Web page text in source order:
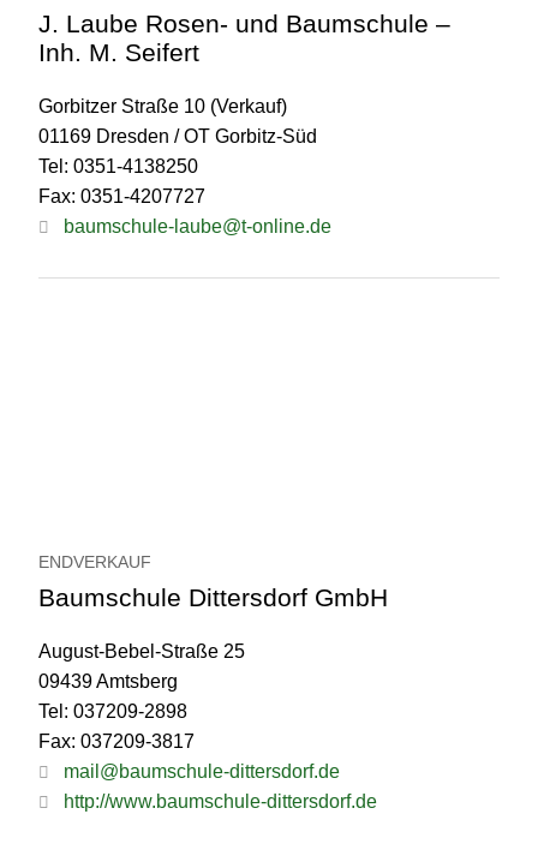
J. Laube Rosen- und Baumschule –
Inh. M. Seifert
Gorbitzer Straße 10 (Verkauf)
01169 Dresden / OT Gorbitz-Süd
Tel: 0351-4138250
Fax: 0351-4207727
baumschule-laube@t-online.de
ENDVERKAUF
Baumschule Dittersdorf GmbH
August-Bebel-Straße 25
09439 Amtsberg
Tel: 037209-2898
Fax: 037209-3817
mail@baumschule-dittersdorf.de
http://www.baumschule-dittersdorf.de